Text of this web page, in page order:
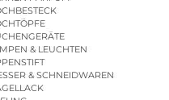
& LEUCHTEN
& SCHNEIDWAREN